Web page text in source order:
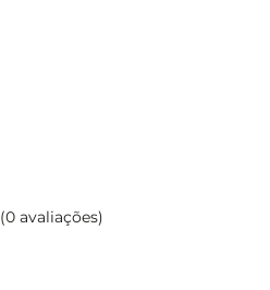
(0 avaliações)